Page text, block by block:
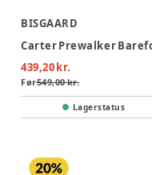
BISGAARD
439,20 kr.
Før549,00 kr.
Lagerstatus